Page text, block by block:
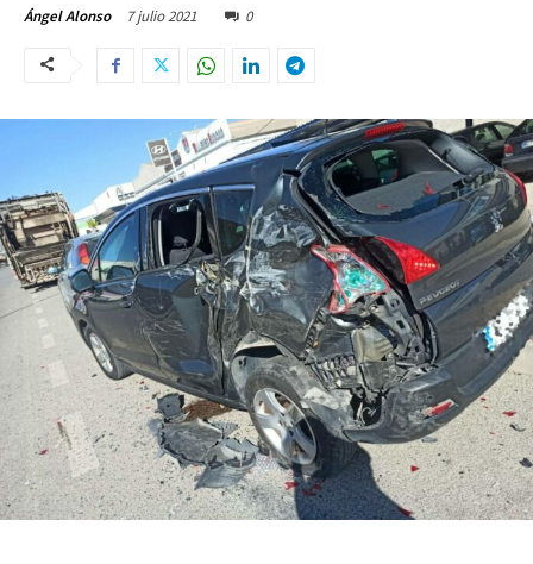
Ángel Alonso 7 julio 2021 0